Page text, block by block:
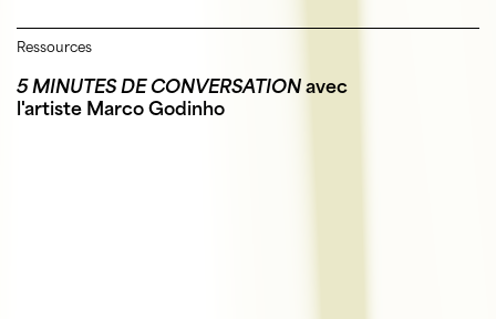
Ressources
5 MINUTES DE CONVERSATION avec
l'artiste Marco Godinho